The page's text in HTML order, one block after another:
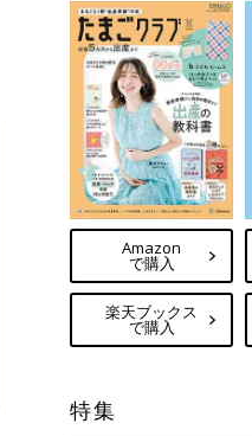
Amazon
で購入
楽天ブックス
で購入
特集